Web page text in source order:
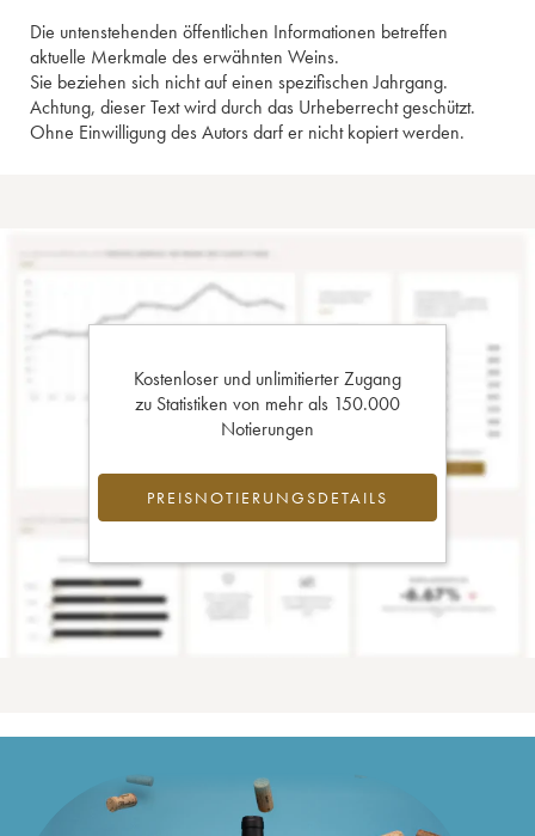
Die untenstehenden öffentlichen Informationen betreffen
aktuelle Merkmale des erwähnten Weins.
Sie beziehen sich nicht auf einen spezifischen Jahrgang.
Achtung, dieser Text wird durch das Urheberrecht geschützt.
Ohne Einwilligung des Autors darf er nicht kopiert werden.
Kostenloser und unlimitierter Zugang
zu Statistiken von mehr als 150.000
Notierungen
PREISNOTIERUNGSDETAILS